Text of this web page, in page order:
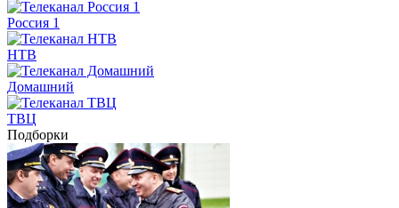
Россия 1
НТВ
Домашний
ТВЦ
Подборки